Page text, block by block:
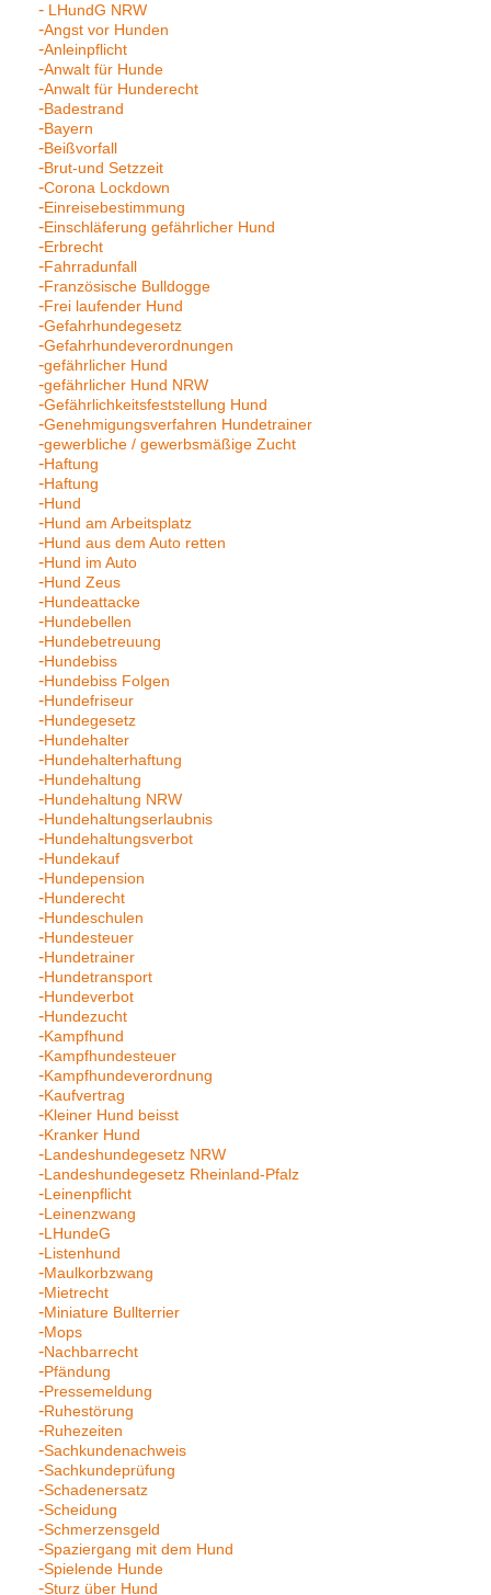
LHundG NRW
Angst vor Hunden
Anleinpflicht
Anwalt für Hunde
Anwalt für Hunderecht
Badestrand
Bayern
Beißvorfall
Brut-und Setzzeit
Corona Lockdown
Einreisebestimmung
Einschläferung gefährlicher Hund
Erbrecht
Fahrradunfall
Französische Bulldogge
Frei laufender Hund
Gefahrhundegesetz
Gefahrhundeverordnungen
gefährlicher Hund
gefährlicher Hund NRW
Gefährlichkeitsfeststellung Hund
Genehmigungsverfahren Hundetrainer
gewerbliche / gewerbsmäßige Zucht
Haftung
Haftung
Hund
Hund am Arbeitsplatz
Hund aus dem Auto retten
Hund im Auto
Hund Zeus
Hundeattacke
Hundebellen
Hundebetreuung
Hundebiss
Hundebiss Folgen
Hundefriseur
Hundegesetz
Hundehalter
Hundehalterhaftung
Hundehaltung
Hundehaltung NRW
Hundehaltungserlaubnis
Hundehaltungsverbot
Hundekauf
Hundepension
Hunderecht
Hundeschulen
Hundesteuer
Hundetrainer
Hundetransport
Hundeverbot
Hundezucht
Kampfhund
Kampfhundesteuer
Kampfhundeverordnung
Kaufvertrag
Kleiner Hund beisst
Kranker Hund
Landeshundegesetz NRW
Landeshundegesetz Rheinland-Pfalz
Leinenpflicht
Leinenzwang
LHundeG
Listenhund
Maulkorbzwang
Mietrecht
Miniature Bullterrier
Mops
Nachbarrecht
Pfändung
Pressemeldung
Ruhestörung
Ruhezeiten
Sachkundenachweis
Sachkundeprüfung
Schadenersatz
Scheidung
Schmerzensgeld
Spaziergang mit dem Hund
Spielende Hunde
Sturz über Hund